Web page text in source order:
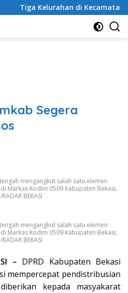
Jatiasih Belum Cairkan
Segera
tengah mengangkut salah satu elemen
Markas Kodim 0509 Kabupaten Bekasi,
BEKASI
tengah mengangkut salah satu elemen
Markas Kodim 0509 Kabupaten Bekasi,
BEKASI
– DPRD Kabupaten Bekasi
mempercepat pendistribusian
kepada masyakarat